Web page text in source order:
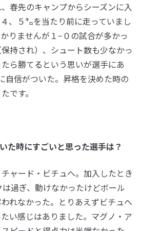
春先のキャンプからシーズンに入
、５㌔を当たり前に走っていまし
りませんが１−０の試合が多かっ
持され）、シュート数も少なかっ
ら勝てるという思いが選手にあ
自信がついた。昇格を決めた時の
です。
た時にすごいと思った選手は？
ャード・ビチュヘ。加入したとき
過ぎ、動けなかったけどボール
れなかった。とりあえずビチュヘ
い感じはありました。マグノ・ア